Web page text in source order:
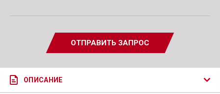
ОТПРАВИТЬ ЗАПРОС
ОПИСАНИЕ